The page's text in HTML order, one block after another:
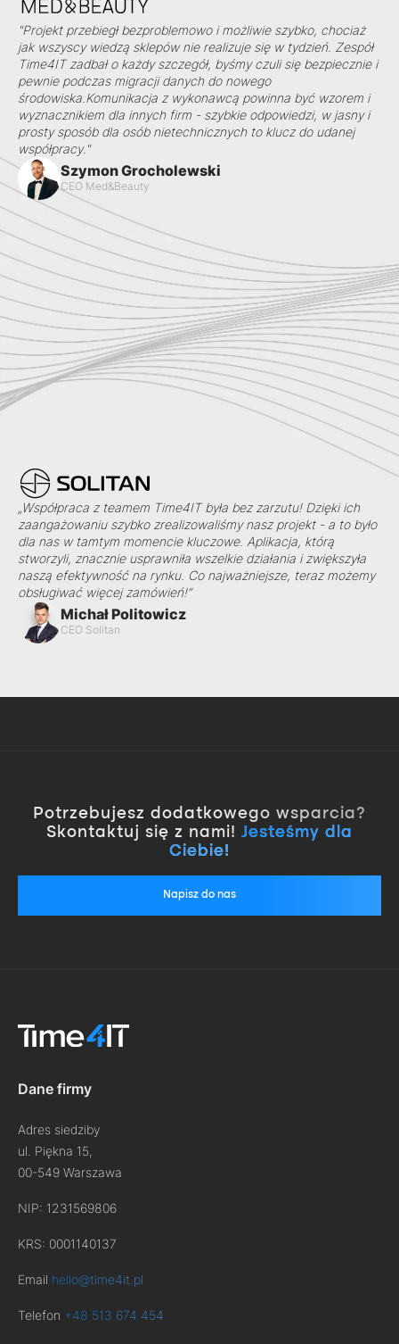
"Projekt przebiegł bezproblemowo i możliwie szybko, chociaż
jak wszyscy wiedzą sklepów nie realizuje się w tydzień. Zespół
Time4IT zadbał o każdy szczegół, byśmy czuli się bezpiecznie i
pewnie podczas migracji danych do nowego
środowiska.Komunikacja z wykonawcą powinna być wzorem i
wyznacznikiem dla innych firm - szybkie odpowiedzi, w jasny i
prosty sposób dla osób nietechnicznych to klucz do udanej
współpracy."
Szymon Grocholewski
CEO Med&Beauty
„Współpraca z teamem Time4IT była bez zarzutu! Dzięki ich
zaangażowaniu szybko zrealizowaliśmy nasz projekt - a to było
dla nas w tamtym momencie kluczowe. Aplikacja, którą
stworzyli, znacznie usprawniła wszelkie działania i zwiększyła
naszą efektywność na rynku. Co najważniejsze, teraz możemy
obsługiwać więcej zamówień!”
Michał Politowicz
CEO Solitan
Potrzebujesz dodatkowego wsparcia?
Skontaktuj się z nami! Jesteśmy dla
Ciebie!
Napisz do nas
Dane firmy
Adres siedziby
ul. Piękna 15,
00-549 Warszawa
NIP: 1231569806
KRS: 0001140137
Email hello@time4it.pl
Telefon +48 513 674 454